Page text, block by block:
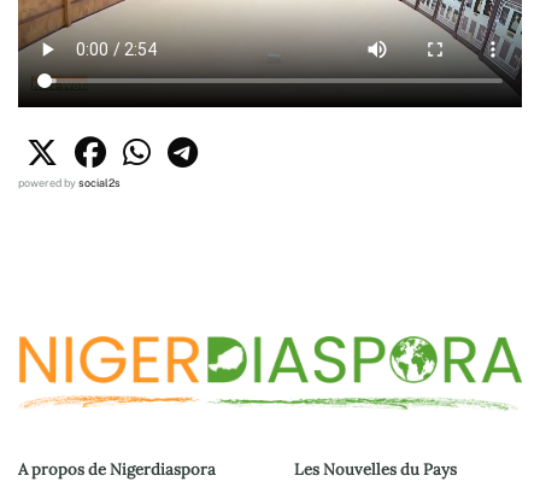
powered bysocial2s
A propos de Nigerdiaspora Les Nouvelles du Pays